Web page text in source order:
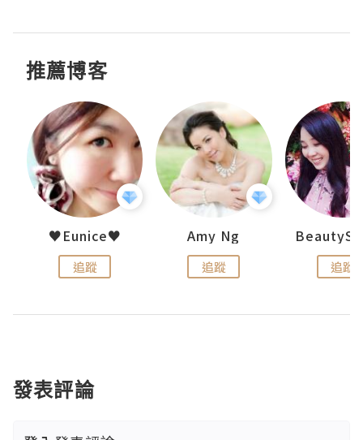
推薦博客
♥Eunice♥
追蹤
Amy Ng
追蹤 追蹤
發表評論